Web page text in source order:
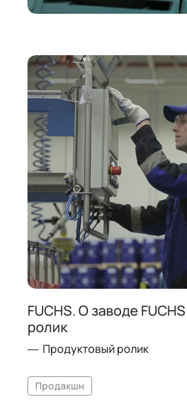
FUCHS. О заводе
ролик
Продуктовый ролик
Продакшн